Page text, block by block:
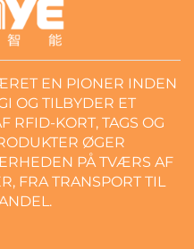
EN PIONER INDEN
OG TILBYDER ET
RFID-KORT, TAGS OG
ØGER
PÅ TVÆRS AF
FRA TRANSPORT TIL